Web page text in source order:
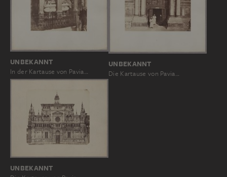
UNBEKANNT
In der Kartause von Pavia…
UNBEKANNT
Die Kartause von Pavia…
UNBEKANNT